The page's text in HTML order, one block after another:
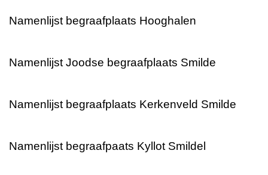
Namenlijst begraafplaats Hooghalen
Namenlijst Joodse begraafplaats Smilde
Namenlijst begraafplaats Kerkenveld Smilde
Namenlijst begraafpaats Kyllot Smildel